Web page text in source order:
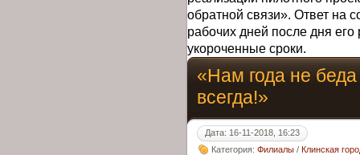
обратной связи». Ответ на
рабочих дней после дня
укороченные сроки.
«Нам года не
всегда!»
Дата: 16-11-2018, 16:23
Категория: Филиалы / Клинская